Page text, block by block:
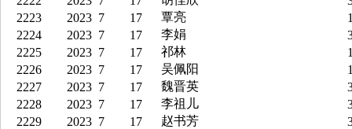
2223
2023 7 17 覃亮
2224
2023 7 17 李娟
2225
2023 7 17 祁林
2226
2023 7 17 吴佩阳
2227
2023 7 17 魏晋英
2228
2023 7 17 李祖儿
2229
2023 7 17 赵书芳